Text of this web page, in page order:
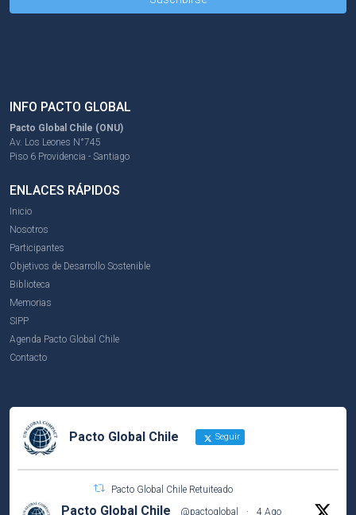
INFO PACTO GLOBAL
Pacto Global Chile (ONU)
Av. Los Leones N°745
Piso 6 Providencia - Santiago
ENLACES RÁPIDOS
Inicio
Nosotros
Participantes
Objetivos de Desarrollo Sostenible
Biblioteca
Memorias
SIPP
Agenda Pacto Global Chile
Contacto
Pacto Global Chile Seguir
Pacto Global Chile Retuiteado
Pacto Global Chile @pactoglobal · 4 Ago